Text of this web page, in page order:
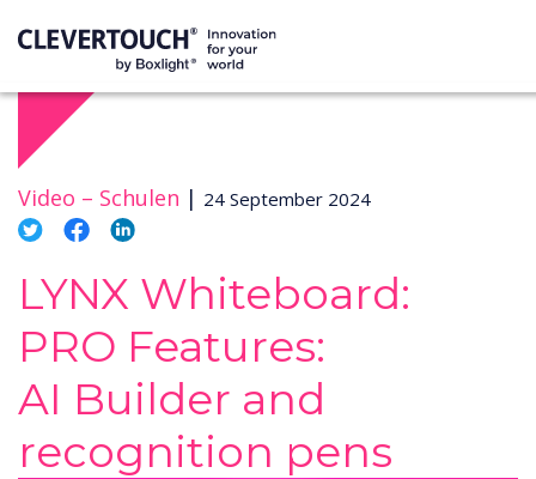
Video – Schulen | 24 September 2024
LYNX Whiteboard:
PRO Features:
AI Builder and
recognition pens